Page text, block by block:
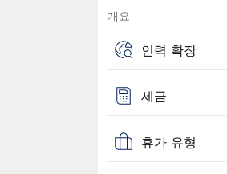
개요
인력 확장
세금
휴가 유형